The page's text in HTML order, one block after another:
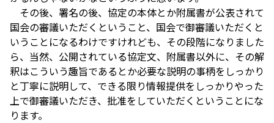
その後、署名の後、協定の本体とか附属書が公表されて
国会の審議いただくということ、国会で御審議いただくと
いうことになるわけですけれども、その段階になりました
ら、当然、公開されている協定文、附属書以外に、その解
釈はこういう趣旨であるとか必要な説明の事柄をしっかり
と丁寧に説明して、できる限り情報提供をしっかりやった
上で御審議いただき、批准をしていただくということにな
ります。